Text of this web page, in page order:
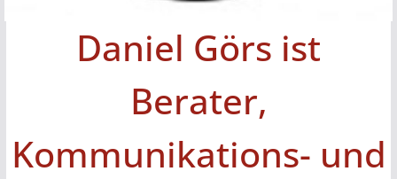
Daniel Görs ist
Berater,
Kommunikations- und